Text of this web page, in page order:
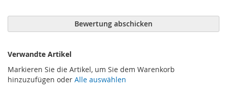
Bewertung abschicken
Verwandte Artikel
Markieren Sie die Artikel, um Sie dem Warenkorb
hinzuzufügen oder Alle auswählen